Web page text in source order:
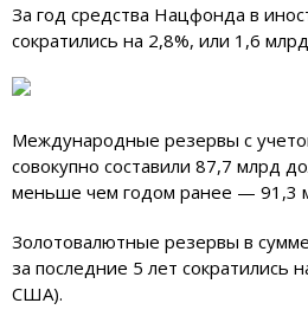
За год средства Нацфонда в
сократились на 2,8%, или 1,6
Международные резервы с
совокупно составили 87,7 млрд
меньше чем годом ранее — 91,3
Золотовалютные резервы в
за последние 5 лет сократились
США).